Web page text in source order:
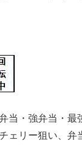
当・強弁当・最
ェリー狙い、弁